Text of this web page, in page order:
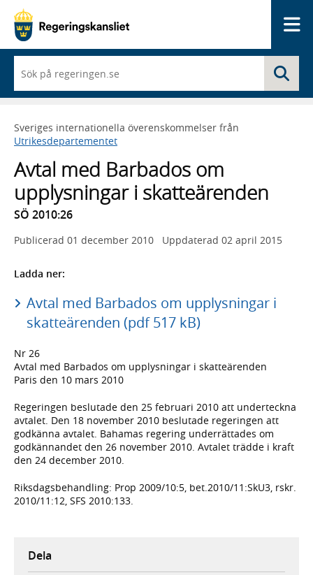
du
börjar
skriva
framträder
en
med
sökförslag
Sveriges internationella överenskommelser från
Utrikesdepartementet
Avtal med Barbados om
upplysningar i skatteärenden
SÖ 2010:26
Publicerad 01 december 2010 Uppdaterad 02 april 2015
Ladda ner:
Avtal med Barbados om upplysningar i
skatteärenden (pdf 517 kB)
Nr 26
Avtal med Barbados om upplysningar i skatteärenden
Paris den 10 mars 2010
Regeringen beslutade den 25 februari 2010 att underteckna
avtalet. Den 18 november 2010 beslutade regeringen att
godkänna avtalet. Bahamas regering underrättades om
godkännandet den 26 november 2010. Avtalet trädde i kraft
den 24 december 2010.
Riksdagsbehandling: Prop 2009/10:5, bet.2010/11:SkU3, rskr.
2010/11:12, SFS 2010:133.
Dela